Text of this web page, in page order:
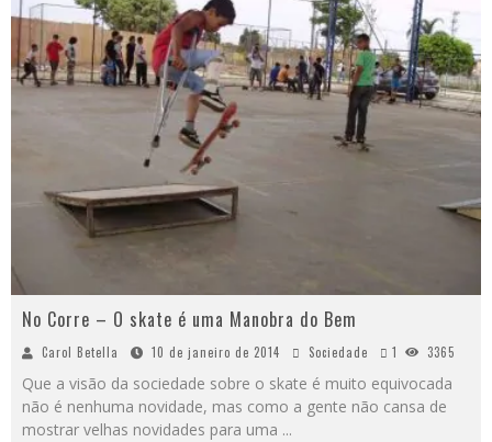
No Corre – O skate é uma Manobra do Bem
Carol Betella 10 de janeiro de 2014 Sociedade 1 3365
Que a visão da sociedade sobre o skate é muito equivocada
não é nenhuma novidade, mas como a gente não cansa de
mostrar velhas novidades para uma ...